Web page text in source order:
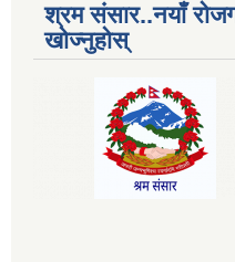
श्रम संसार..नयाँ
खोज्नुहोस्